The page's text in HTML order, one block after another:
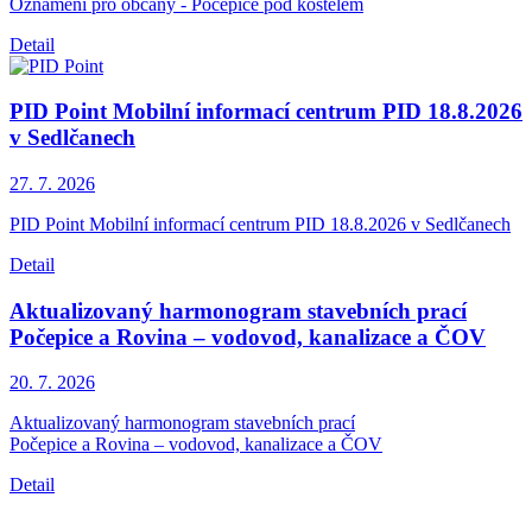
Detail
PID Point Mobilní informací centrum PID 18.8.2026
v Sedlčanech
27. 7. 2026
PID Point Mobilní informací centrum PID 18.8.2026 v Sedlčanech
Detail
Aktualizovaný harmonogram stavebních prací
Počepice a Rovina – vodovod, kanalizace a ČOV
20. 7. 2026
Aktualizovaný harmonogram stavebních prací
Počepice a Rovina – vodovod, kanalizace a ČOV
Detail